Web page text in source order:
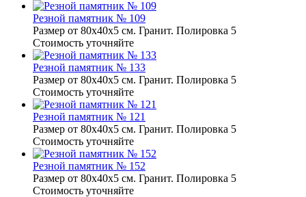
Резной памятник № 109
Размер от 80х40х5 см. Гранит. Полировка 5
Стоимость уточняйте
Резной памятник № 133
Размер от 80х40х5 см. Гранит. Полировка 5
Стоимость уточняйте
Резной памятник № 121
Размер от 80х40х5 см. Гранит. Полировка 5
Стоимость уточняйте
Резной памятник № 152
Размер от 80х40х5 см. Гранит. Полировка 5
Стоимость уточняйте